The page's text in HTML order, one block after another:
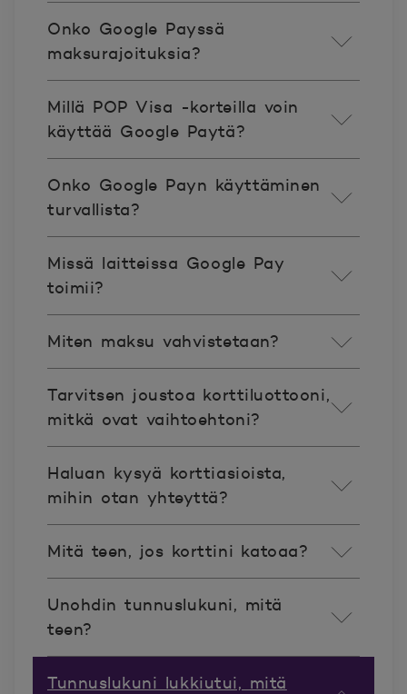
Onko Google Payssä
maksurajoituksia?
Millä POP Visa -korteilla voin
käyttää Google Paytä?
Onko Google Payn käyttäminen
turvallista?
Missä laitteissa Google Pay
toimii?
Miten maksu vahvistetaan?
Tarvitsen joustoa korttiluottooni,
mitkä ovat vaihtoehtoni?
Haluan kysyä korttiasioista,
mihin otan yhteyttä?
Mitä teen, jos korttini katoaa?
Unohdin tunnuslukuni, mitä
teen?
Tunnuslukuni lukkiutui, mitä